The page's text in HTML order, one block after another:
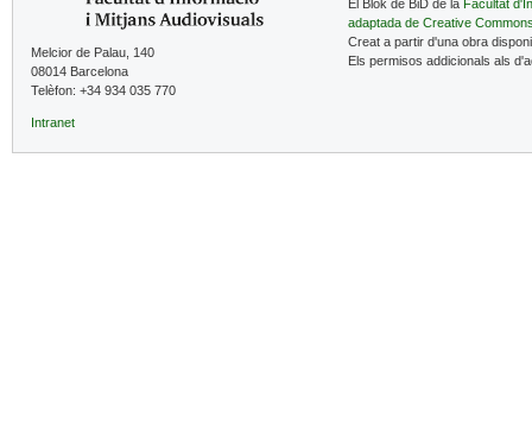
Melcior de Palau, 140
08014 Barcelona
Telèfon: +34 934 035 770
Intranet
El Blok de BiD de la Facultat
adaptada de Creative
Creat a partir d'una obra
Els permisos addicionals als